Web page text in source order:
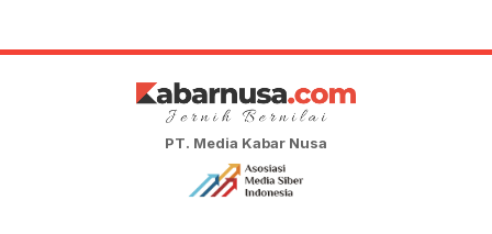
PT. Media Kabar Nusa